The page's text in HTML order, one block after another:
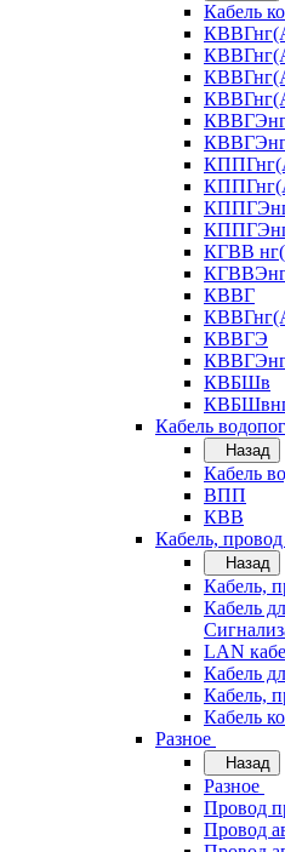
Кабель
КГВВ
КВВГ
КВВГЭ
КВБШв
Кабель
Назад
Кабель
ВПП
КВВ
Кабель,
Назад
Кабель,
Кабель
LAN
Кабель
Кабель,
Кабель
Разное
Назад
Разное
Провод
Провод